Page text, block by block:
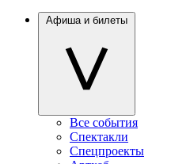
Афиша и билеты
Все события
Спектакли
Спецпроекты